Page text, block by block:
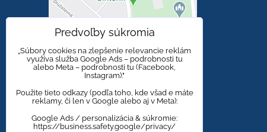
Externý obsah je
blokovaný Voľbami
súkromia
Prajete si načítať externý
Predvoľby súkromia
„Súbory cookies na zlepšenie relevancie reklám
využíva služba Google Ads – podrobnosti tu
alebo Meta – podrobnosti tu (Facebook,
Instagram)."
Použite tieto odkazy (podľa toho, kde všad e máte
reklamy, či len v Google alebo aj v Meta):
Google Ads / personalizácia & súkromie:
https://business.safety.google/privacy/